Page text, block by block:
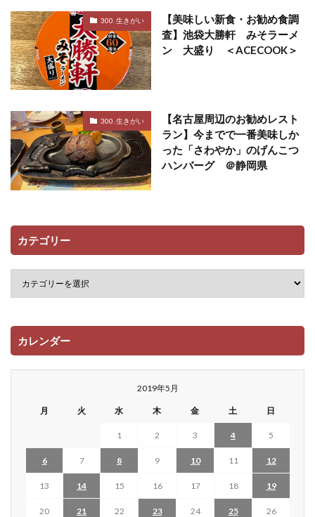
300. 生きがい
【美味しい新食・お勧め食調
査】池袋大勝軒 みそラーメ
ン 大盛り ＜ACECOOK＞
300. 生きがい
【名古屋周辺のお勧めレスト
ラン】今までで一番美味しか
った「さわやか」のげんこつ
ハンバーグ ＠静岡県
カテゴリー
カレンダー
2019年5月
月 火 水 木 金 土 日
1 2 3 4 5
6 7 8 9 10 11 12
13 14 15 16 17 18 19
20 21 22 23 24 25 26